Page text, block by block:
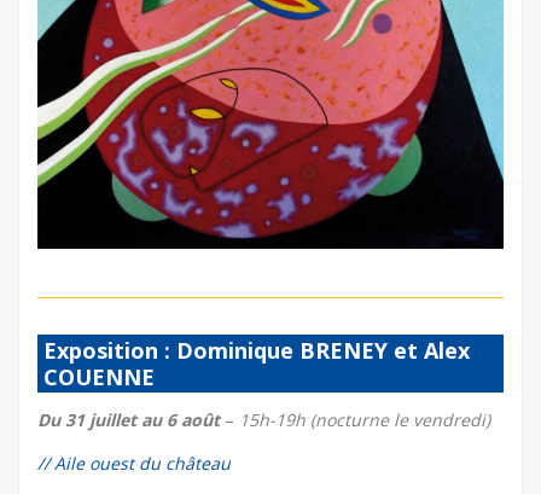
Exposition : Dominique BRENEY et Alex
COUENNE
Du 31 juillet au 6 août– 15h-19h (nocturne le vendredi)
// Aile ouest du château